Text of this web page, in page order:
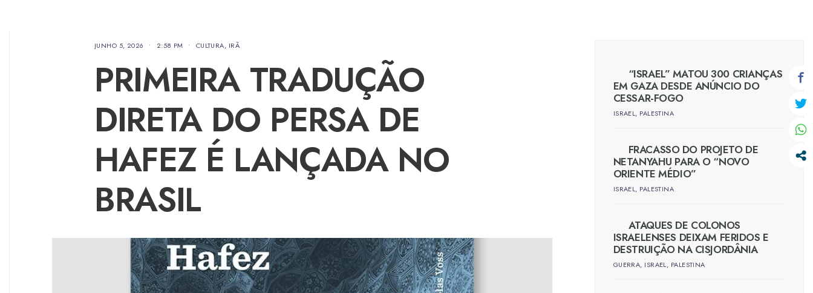
JUNHO 5, 2026 • 2:58 PM • CULTURA, IRÃ
PRIMEIRA TRADUÇÃO
DIRETA DO PERSA DE
HAFEZ É LANÇADA NO
BRASIL
“ISRAEL” MATOU 300 CRIANÇAS
EM GAZA DESDE ANÚNCIO DO
CESSAR-FOGO
ISRAEL, PALESTINA
FRACASSO DO PROJETO DE
NETANYAHU PARA O “NOVO
ORIENTE MÉDIO”
ISRAEL, PALESTINA
ATAQUES DE COLONOS
ISRAELENSES DEIXAM FERIDOS E
DESTRUIÇÃO NA CISJORDÂNIA
GUERRA, ISRAEL, PALESTINA